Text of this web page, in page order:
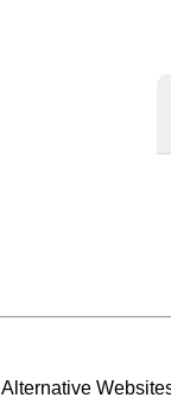
Alternative